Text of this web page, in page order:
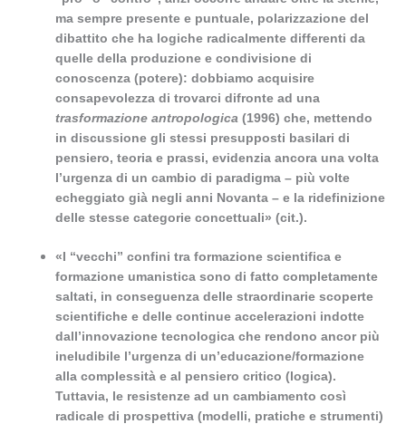
ma sempre presente e puntuale, polarizzazione del
dibattito che ha logiche radicalmente differenti da
quelle della produzione e condivisione di
conoscenza (potere): dobbiamo acquisire
consapevolezza di trovarci difronte ad una
trasformazione antropologica (1996) che, mettendo
in discussione gli stessi presupposti basilari di
pensiero, teoria e prassi, evidenzia ancora una volta
l’urgenza di un cambio di paradigma – più volte
echeggiato già negli anni Novanta – e la ridefinizione
delle stesse categorie concettuali» (cit.).
«I “vecchi” confini tra formazione scientifica e
formazione umanistica sono di fatto completamente
saltati, in conseguenza delle straordinarie scoperte
scientifiche e delle continue accelerazioni indotte
dall’innovazione tecnologica che rendono ancor più
ineludibile l’urgenza di un’educazione/formazione
alla complessità e al pensiero critico (logica).
Tuttavia, le resistenze ad un cambiamento così
radicale di prospettiva (modelli, pratiche e strumenti)